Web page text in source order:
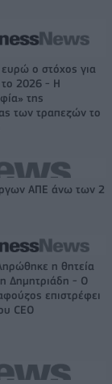
ο στόχος για
το 2026 - Η
της
των τραπεζών το
ΑΠΕ άνω των 2
η θητεία
Δημητριάδη - Ο
επιστρέφει
CEO